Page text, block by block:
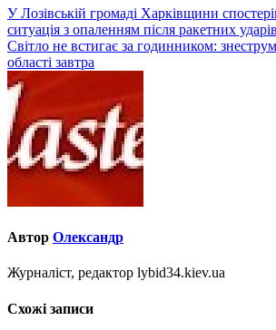
Навігація
записів
У Лозівській громаді Харківщини
ситуація з опаленням після ракетних
Світло не встигає за годинником:
області завтра
Автор Олександр
Журналіст, редактор lybid34.kiev.ua
Схожі записи